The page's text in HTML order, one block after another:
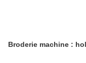
Broderie machine :